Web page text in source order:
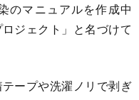
のマニュアルを作成中
ジェクト」と名づけて
ープや洗濯ノリで剥ぎ